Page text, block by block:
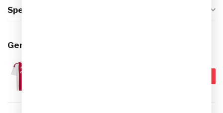
Specificaties
Gerelateerde producten